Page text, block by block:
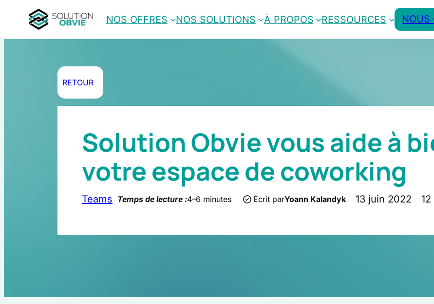
contenu
NOS OFFRES NOS SOLUTIONS À PROPOS RESSOURCES NOUS
RETOUR
Solution Obvie vous aide à
votre espace de coworking
Teams Temps de lecture :4–6 minutes Écrit parYoann Kalandyk 13 juin 2022